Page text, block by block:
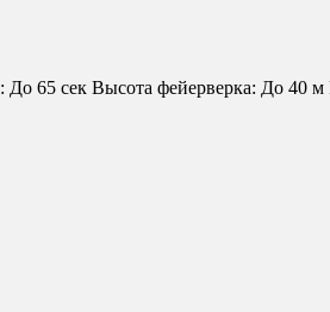
сек Высота фейерверка: До 40 м